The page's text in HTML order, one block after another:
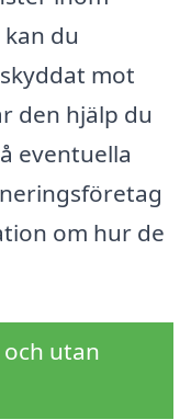
du
mot
den hjälp du
eventuella
om hur de
utan